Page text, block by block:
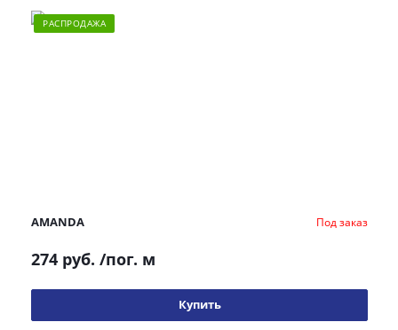
РАСПРОДАЖА
AMANDA Под заказ
274 руб. /пог. м
Купить